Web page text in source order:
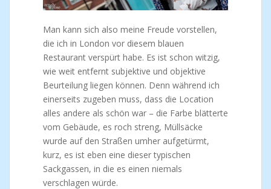
Man kann sich also meine Freude vorstellen,
die ich in London vor diesem blauen
Restaurant verspürt habe. Es ist schon witzig,
wie weit entfernt subjektive und objektive
Beurteilung liegen können. Denn während ich
einerseits zugeben muss, dass die Location
alles andere als schön war – die Farbe blätterte
vom Gebäude, es roch streng, Müllsäcke
wurde auf den Straßen umher aufgetürmt,
kurz, es ist eben eine dieser typischen
Sackgassen, in die es einen niemals
verschlagen würde.